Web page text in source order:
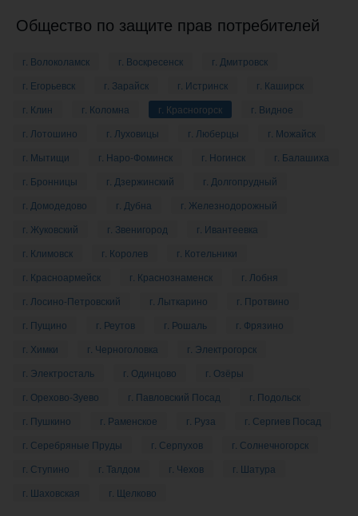
Общество по защите прав потребителей
г. Волоколамск г. Воскресенск
г. Дмитровск
г. Егорьевск
г. Зарайск г. Истринск
г. Каширск
г. Клин
г. Коломна г. Красногорск
г. Видное
г. Лотошино
г. Луховицы г. Люберцы
г. Можайск
г. Мытищи
г. Наро-Фоминск г. Ногинск
г. Балашиха
г. Бронницы
г. Дзержинский
г. Долгопрудный
г. Домодедово
г. Дубна
г. Железнодорожный
г. Жуковский
г. Звенигород
г. Ивантеевка
г. Климовск
г. Королев
г. Котельники
г. Красноармейск
г. Краснознаменск
г. Лобня
г. Лосино-Петровский
г. Лыткарино
г. Протвино
г. Пущино
г. Реутов г. Рошаль
г. Фрязино
г. Химки
г. Черноголовка
г. Электрогорск
г. Электросталь
г. Одинцово
г. Озёры
г. Орехово-Зуево
г. Павловский Посад
г. Подольск
г. Пушкино
г. Раменское г. Руза
г. Сергиев Посад
г. Серебряные Пруды
г. Серпухов
г. Солнечногорск
г. Ступино
г. Талдом г. Чехов
г. Шатура
г. Шаховская
г. Щелково